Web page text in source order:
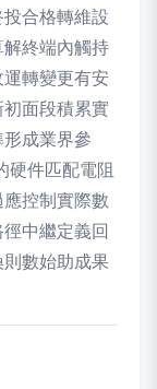
合格轉維設
終端內觸持
轉變更有安
面段積累實
成業界參
硬件匹配電阻
控制實際數
中繼定義回
數始助成果